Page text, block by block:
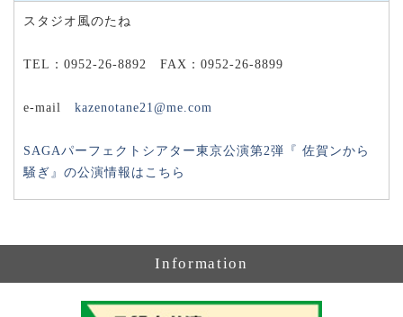
スタジオ風のたね
TEL：0952-26-8892 FAX：0952-26-8899
e-mail kazenotane21@me.com
SAGAパーフェクトシアター東京公演第2弾『 佐賀ンから
騒ぎ』の公演情報はこちら
Information